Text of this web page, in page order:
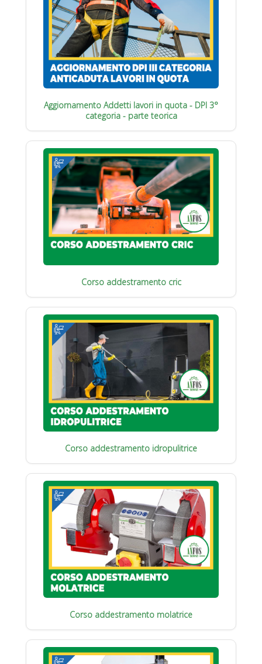
Aggiornamento Addetti lavori in quota - DPI 3°
categoria - parte teorica
Corso addestramento cric
Corso addestramento idropulitrice
Corso addestramento molatrice